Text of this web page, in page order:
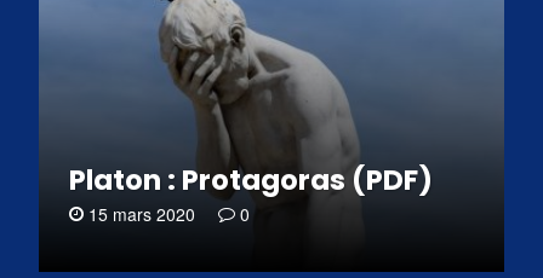
Platon : Protagoras (PDF)
15 mars 2020 0